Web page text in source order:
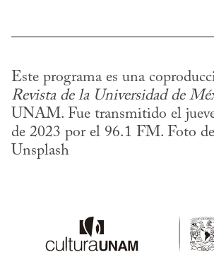
Revista de la Universidad de
UNAM. Fue transmitido el
de 2023 por el 96.1 FM. Foto
Unsplash